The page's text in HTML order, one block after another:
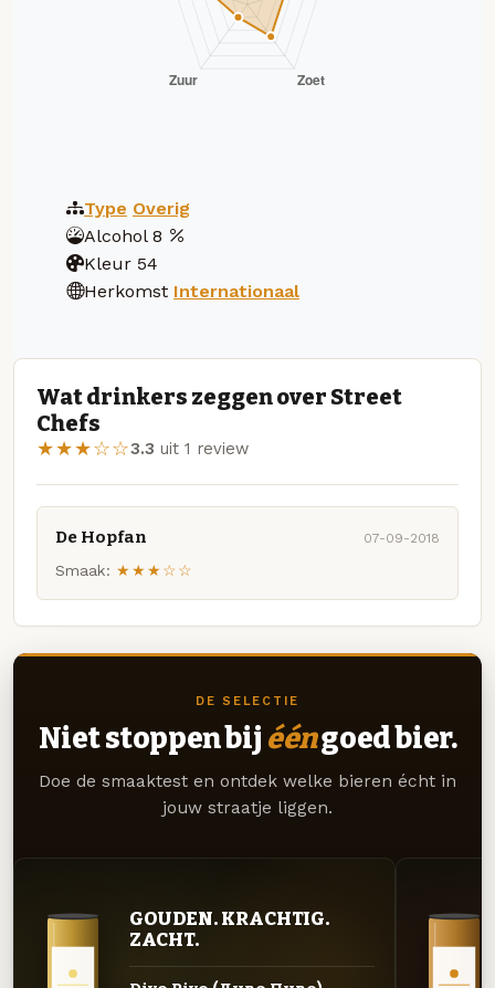
Type Overig
Alcohol 8
Kleur 54
Herkomst Internationaal
Wat drinkers zeggen over Street
Chefs
★★★☆☆3.3 uit 1 review
De Hopfan 07-09-2018
Smaak: ★★★☆☆
DE SELECTIE
Niet stoppen bij ééngoed bier.
Doe de smaaktest en ontdek welke bieren écht in
jouw straatje liggen.
GOUDEN. KRACHTIG.
ZACHT.